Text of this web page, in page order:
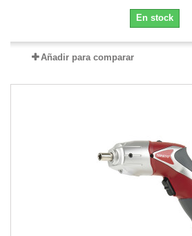
En stock
Añadir para comparar